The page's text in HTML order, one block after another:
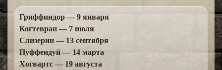
Гриффиндор — 9 января
Когтевран — 7 июля
Слизерин — 13 сентября
Пуффендуй — 14 марта
Хогвартс — 19 августа